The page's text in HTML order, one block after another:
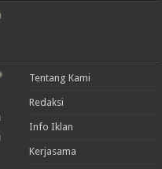
Tentang Kami
Redaksi
Info Iklan
Kerjasama